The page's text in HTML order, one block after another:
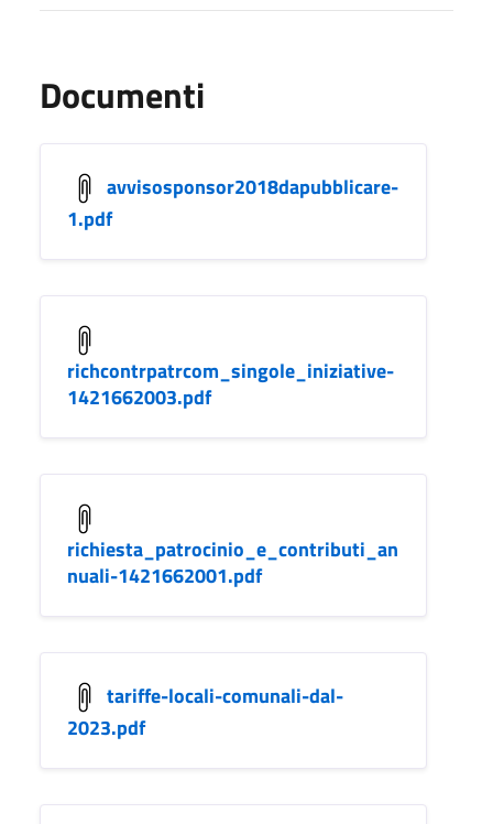
Documenti
avvisosponsor2018dapubblicare-
1.pdf
richcontrpatrcom_singole_iniziative-
1421662003.pdf
richiesta_patrocinio_e_contributi_an
nuali-1421662001.pdf
tariffe-locali-comunali-dal-
2023.pdf